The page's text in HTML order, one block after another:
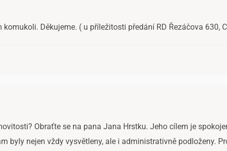
Děkujeme. ( u příležitosti předání RD Řezáčova 630,
Obraťte se na pana Jana Hrstku. Jeho cílem je
byly nejen vždy vysvětleny, ale i administrativně podloženy.